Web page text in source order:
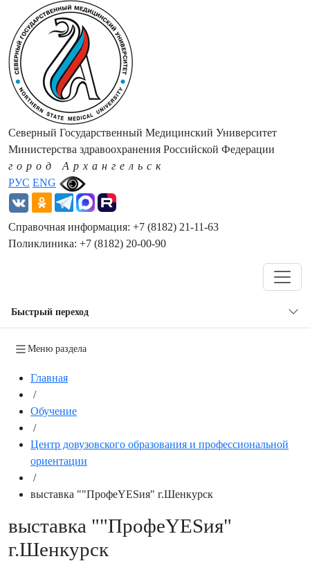
РУС ENG
Северный Государственный Медицинский Университет
Министерства здравоохранения Российской Федерации
город Архангельск
Справочная информация: +7 (8182) 21-11-63
Поликлиника: +7 (8182) 20-00-90
Быстрый переход
Меню раздела
Главная
/
Обучение
/
Центр довузовского образования и профессиональной
ориентации
/
выставка ""ПрофeYESия" г.Шенкурск
выставка ""ПрофeYESия"
г.Шенкурск